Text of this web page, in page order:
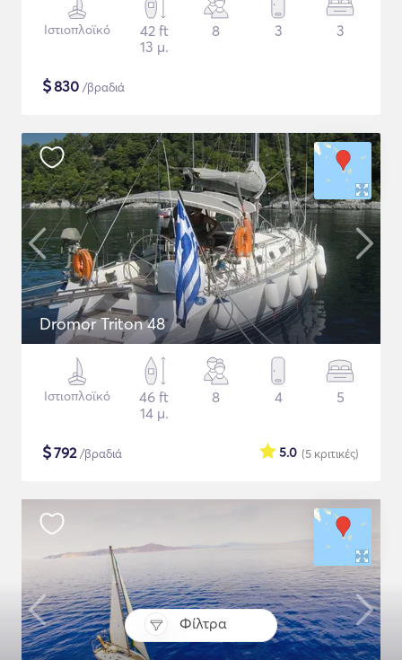
Φίλτρα
Ιστιοπλοϊκό
42 ft
13 μ.
8 3 3
$830 /βραδιά
Dromor Triton 48
Ιστιοπλοϊκό
46 ft
14 μ.
8 4 5
$792/βραδιά (5 κριτικές)
5.0